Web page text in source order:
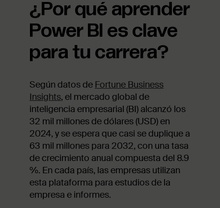
¿Por qué aprender
Power BI es clave
para tu carrera?
Según datos de Fortune Business
Insights, el mercado global de
inteligencia empresarial (BI) alcanzó los
32 mil millones de dólares (USD) en
2024, y se espera que casi se duplique a
63 mil millones para 2032, con una tasa
de crecimiento anual compuesta del 8.9
%. En cada país, las empresas utilizan
esta plataforma para estudios de la
empresa e informes.